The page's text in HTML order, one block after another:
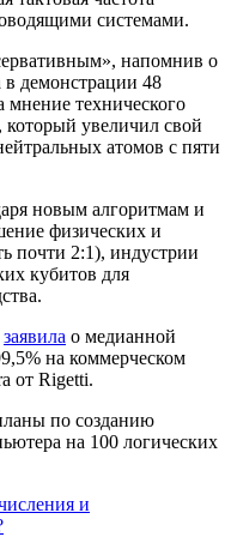
системами.
напомнив о
в демонстрации 48
мнение технического
который увеличил свой
атомов с пяти
новым алгоритмам и
физических и
почти 2:1), индустрии
кубитов для
заявила о медианной
на коммерческом
от Rigetti.
по созданию
на 100 логических
и